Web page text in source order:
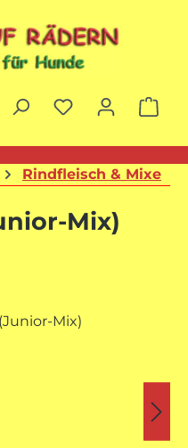
Rindfleisch & Mixe
Mix)